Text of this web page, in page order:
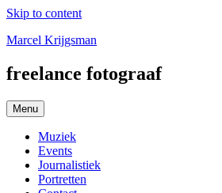
Skip to content
Marcel Krijgsman
freelance fotograaf
Menu
Muziek
Events
Journalistiek
Portretten